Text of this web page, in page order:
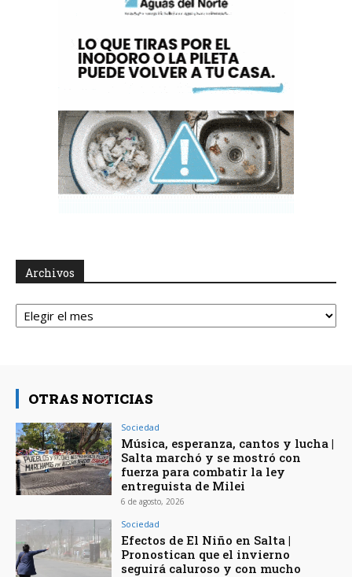
Archivos
Archivos
OTRAS NOTICIAS
Sociedad
Música, esperanza, cantos y lucha |
Salta marchó y se mostró con
fuerza para combatir la ley
entreguista de Milei
6 de agosto, 2026
Sociedad
Efectos de El Niño en Salta |
Pronostican que el invierno
seguirá caluroso y con mucho